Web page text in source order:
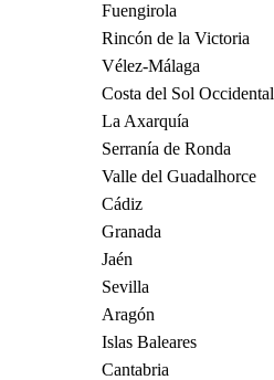
Fuengirola
Rincón de la Victoria
Vélez-Málaga
Costa del Sol Occidental
La Axarquía
Serranía de Ronda
Valle del Guadalhorce
Cádiz
Granada
Jaén
Sevilla
Aragón
Islas Baleares
Cantabria